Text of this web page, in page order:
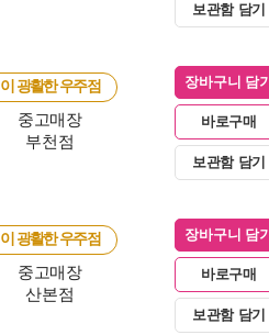
보관함 담기
이 광활한 우주점
중고매장
부천점
장바구니 담기
바로구매
보관함 담기
이 광활한 우주점
중고매장
산본점
장바구니 담기
바로구매
보관함 담기